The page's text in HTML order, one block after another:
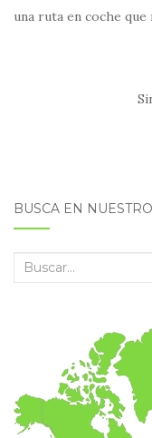
una ruta en coche
BUSCA EN
Buscar: